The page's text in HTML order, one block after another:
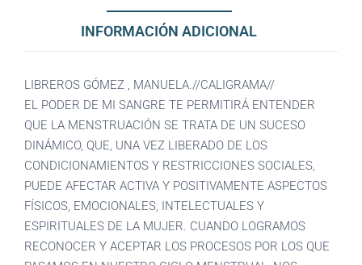
INFORMACIÓN ADICIONAL
LIBREROS GÓMEZ , MANUELA.//CALIGRAMA//
EL PODER DE MI SANGRE TE PERMITIRÁ ENTENDER
QUE LA MENSTRUACIÓN SE TRATA DE UN SUCESO
DINÁMICO, QUE, UNA VEZ LIBERADO DE LOS
CONDICIONAMIENTOS Y RESTRICCIONES SOCIALES,
PUEDE AFECTAR ACTIVA Y POSITIVAMENTE ASPECTOS
FÍSICOS, EMOCIONALES, INTELECTUALES Y
ESPIRITUALES DE LA MUJER. CUANDO LOGRAMOS
RECONOCER Y ACEPTAR LOS PROCESOS POR LOS QUE